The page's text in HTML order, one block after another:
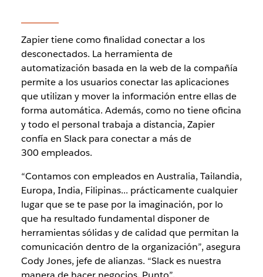
Zapier tiene como finalidad conectar a los
desconectados. La herramienta de
automatización basada en la web de la compañía
permite a los usuarios conectar las aplicaciones
que utilizan y mover la información entre ellas de
forma automática. Además, como no tiene oficina
y todo el personal trabaja a distancia, Zapier
confía en Slack para conectar a más de
300 empleados.
“Contamos con empleados en Australia, Tailandia,
Europa, India, Filipinas... prácticamente cualquier
lugar que se te pase por la imaginación, por lo
que ha resultado fundamental disponer de
herramientas sólidas y de calidad que permitan la
comunicación dentro de la organización”, asegura
Cody Jones, jefe de alianzas. “Slack es nuestra